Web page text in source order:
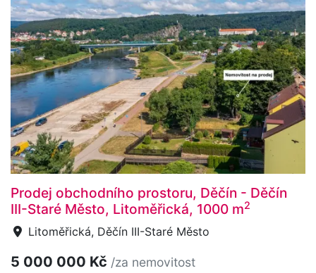
Prodej obchodního prostoru, Děčín - Děčín
III-Staré Město, Litoměřická, 1000 m2
Litoměřická, Děčín III-Staré Město
5 000 000 Kč /za nemovitost